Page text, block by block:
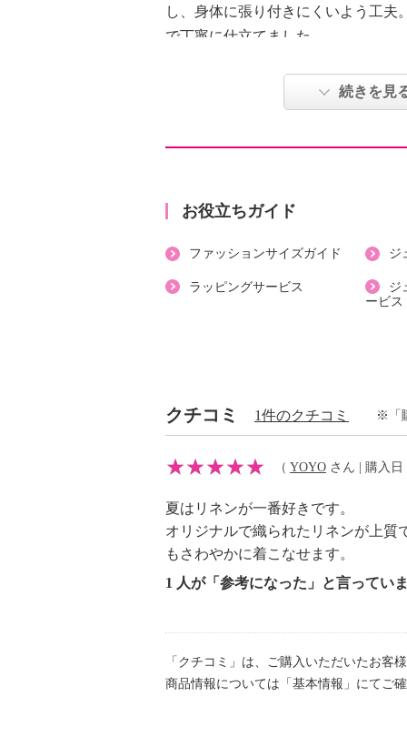
し、身体に張り付きにくいよう工夫
で丁寧に仕立てました。
●普段と同じサイズをおすすめ
・袖の長さ：半袖
・裾スリット：なし
・ポケット：外側（前）２個
・漂白処理：塩素系・酸素系漂白不
・タンブル乾燥：不可
・アイロン仕上げ：可（中温）
・ドライクリーニング：石油系ドラ
・ウエットクリーニング：可
【メンテナンス（ケアラベル）】
・洗濯の繰り返しによる変退色注意
・摩擦による色落ち、色移り注意
続きを見
お役立ちガイド
ファッションサイズガイド ジ
ラッピングサービス
ジ
ービス
クチコミ 1件のクチコミ ※「
（ YOYO さん | 購入日
夏はリネンが一番好きです。
オリジナルで織られたリネンが上質
もさわやかに着こなせます。
1 人が「参考になった」と言ってい
「クチコミ」は、ご購入いただいたお客
商品情報については「基本情報」にてご